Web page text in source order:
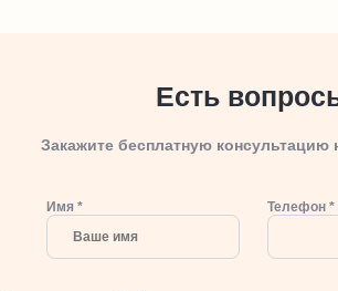
Есть
Закажите бесплатную консультацию
Имя * Телефон *